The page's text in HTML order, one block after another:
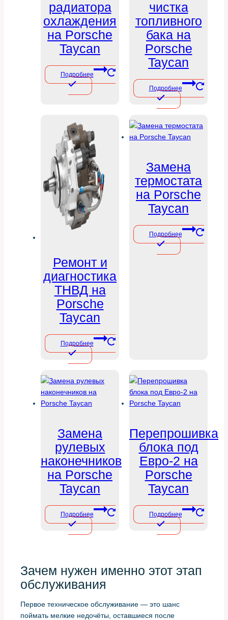
радиатора
охлаждения
на Porsche
Taycan
Подробнее
чистка
топливного
бака на
Porsche
Taycan
Подробнее
Ремонт и
диагностика
ТНВД на
Porsche
Taycan
Подробнее
Замена
термостата
на Porsche
Taycan
Подробнее
Замена
рулевых
наконечников
на Porsche
Taycan
Подробнее
Перепрошивка
блока под
Евро-2 на
Porsche
Taycan
Подробнее
Зачем нужен именно этот этап
обслуживания
Первое техническое обслуживание — это шанс
поймать мелкие недочёты, оставшиеся после